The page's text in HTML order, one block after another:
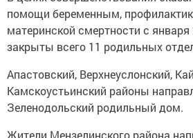
помощи беременным,
материнской смертности с
закрыты всего 11 родильных
Апастовский, Верхнеуслонский,
Камскоустьинский районы
Зеленодольский родильный дом.
Жители Мензелинского района